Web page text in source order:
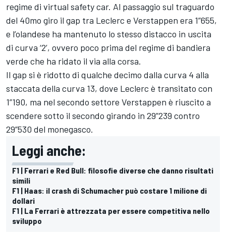
regime di virtual safety car. Al passaggio sul traguardo
del 40mo giro il gap tra Leclerc e Verstappen era 1”655,
e l’olandese ha mantenuto lo stesso distacco in uscita
di curva ‘2’, ovvero poco prima del regime di bandiera
verde che ha ridato il via alla corsa.
Il gap si è ridotto di qualche decimo dalla curva 4 alla
staccata della curva 13, dove Leclerc è transitato con
1”190, ma nel secondo settore Verstappen è riuscito a
scendere sotto il secondo girando in 29”239 contro
29”530 del monegasco.
Leggi anche:
F1 | Ferrari e Red Bull: filosofie diverse che danno risultati
simili
F1 | Haas: il crash di Schumacher può costare 1 milione di
dollari
F1 | La Ferrari è attrezzata per essere competitiva nello
sviluppo